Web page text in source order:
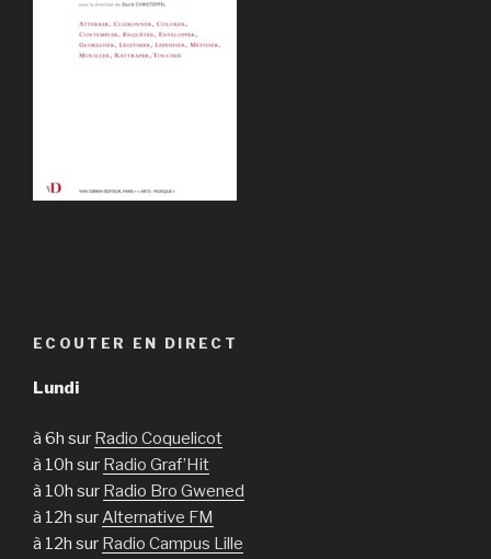
ECOUTER EN DIRECT
Lundi
à 6h sur Radio Coquelicot
à 10h sur Radio Graf’Hit
à 10h sur Radio Bro Gwened
à 12h surAlternative FM
à 12h sur Radio Campus Lille